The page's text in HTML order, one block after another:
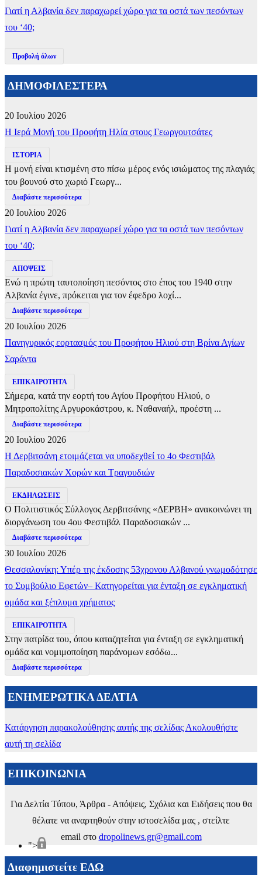
Γιατί η Αλβανία δεν παραχωρεί χώρο για τα οστά των πεσόντων
του ‘40;
Προβολή όλων
ΔΗΜΟΦΙΛΕΣΤΕΡΑ
20 Ιουλίου 2026
​Η Ιερά Μονή του Προφήτη Ηλία στους Γεωργουτσάτες
ΙΣΤΟΡΙΑ
Η μονή είναι κτισμένη στο πίσω μέρος ενός ισιώματος της πλαγιάς
του βουνού στο χωριό Γεωργ...
Διαβάστε περισσότερα
20 Ιουλίου 2026
Γιατί η Αλβανία δεν παραχωρεί χώρο για τα οστά των πεσόντων
του ‘40;
ΑΠΟΨΕΙΣ
Ενώ η πρώτη ταυτοποίηση πεσόντος στο έπος του 1940 στην
Αλβανία έγινε, πρόκειται για τον έφεδρο λοχί...
Διαβάστε περισσότερα
20 Ιουλίου 2026
Πανηγυρικός εορτασμός του Προφήτου Ηλιού στη Βρίνα Αγίων
Σαράντα
ΕΠΙΚΑΙΡΟΤΗΤΑ
Σήμερα, κατά την εορτή του Αγίου Προφήτου Ηλιού, ο
Μητροπολίτης Αργυροκάστρου, κ. Ναθαναήλ, προέστη ...
Διαβάστε περισσότερα
20 Ιουλίου 2026
Η Δερβιτσάνη ετοιμάζεται να υποδεχθεί το 4ο Φεστιβάλ
Παραδοσιακών Χορών και Τραγουδιών
ΕΚΔΗΛΩΣΕΙΣ
Ο Πολιτιστικός Σύλλογος Δερβιτσάνης «ΔΕΡΒΗ» ανακοινώνει τη
διοργάνωση του 4ου Φεστιβάλ Παραδοσιακών ...
Διαβάστε περισσότερα
30 Ιουλίου 2026
Θεσσαλονίκη: Υπέρ της έκδοσης 53χρονου Αλβανού γνωμοδότησε
το Συμβούλιο Εφετών– Κατηγορείται για ένταξη σε εγκληματική
ομάδα και ξέπλυμα χρήματος
ΕΠΙΚΑΙΡΟΤΗΤΑ
Στην πατρίδα του, όπου καταζητείται για ένταξη σε εγκληματική
ομάδα και νομιμοποίηση παράνομων εσόδω...
Διαβάστε περισσότερα
ΕΝΗΜΕΡΩΤΙΚΑ ΔΕΛΤΙΑ
Κατάργηση παρακολούθησης αυτής της σελίδας Ακολουθήστε
αυτή τη σελίδα
ΕΠΙΚΟΙΝΩΝΙΑ
Για Δελτία Τύπου, Άρθρα - Απόψεις, Σχόλια και Ειδήσεις που θα
θέλατε να αναρτηθούν στην ιστοσελίδα μας , στείλτε
email στο dropolinews.gr@gmail.com
Διαφημιστείτε ΕΔΩ
">